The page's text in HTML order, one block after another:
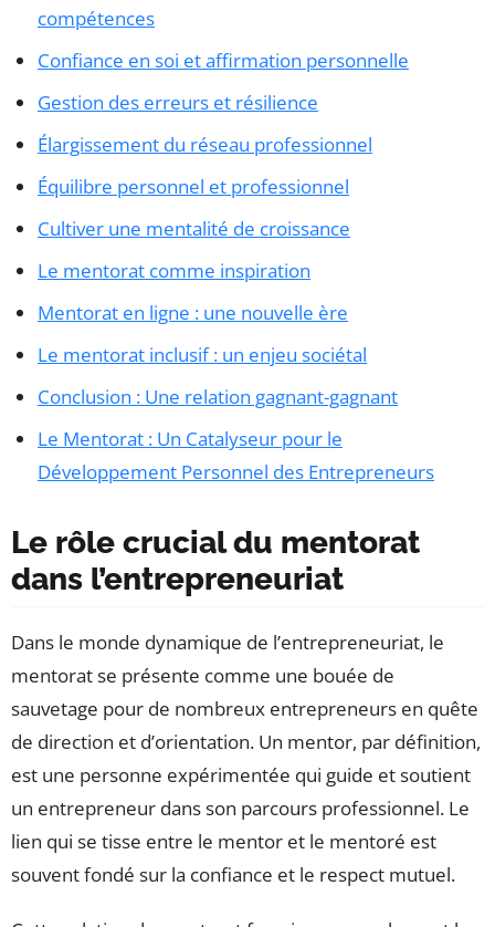
compétences
Confiance en soi et affirmation personnelle
Gestion des erreurs et résilience
Élargissement du réseau professionnel
Équilibre personnel et professionnel
Cultiver une mentalité de croissance
Le mentorat comme inspiration
Mentorat en ligne : une nouvelle ère
Le mentorat inclusif : un enjeu sociétal
Conclusion : Une relation gagnant-gagnant
Le Mentorat : Un Catalyseur pour le
Développement Personnel des Entrepreneurs
Le rôle crucial du mentorat
dans l’entrepreneuriat
Dans le monde dynamique de l’entrepreneuriat, le
mentorat se présente comme une bouée de
sauvetage pour de nombreux entrepreneurs en quête
de direction et d’orientation. Un mentor, par définition,
est une personne expérimentée qui guide et soutient
un entrepreneur dans son parcours professionnel. Le
lien qui se tisse entre le mentor et le mentoré est
souvent fondé sur la confiance et le respect mutuel.